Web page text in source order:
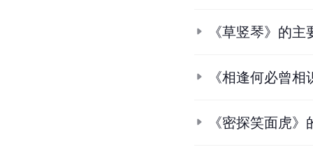
《草竖琴》的主
《相逢何必曾
《密探笑面虎